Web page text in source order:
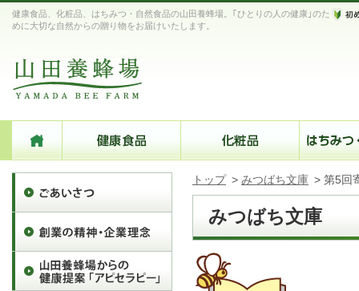
健康食品、化粧品、はちみつ・自然食品の山田養蜂場。｢ひとりの人の健康｣のた
めに大切な自然からの贈り物をお届けいたします。
トップ > みつばち文庫 > 第5回
みつばち文庫